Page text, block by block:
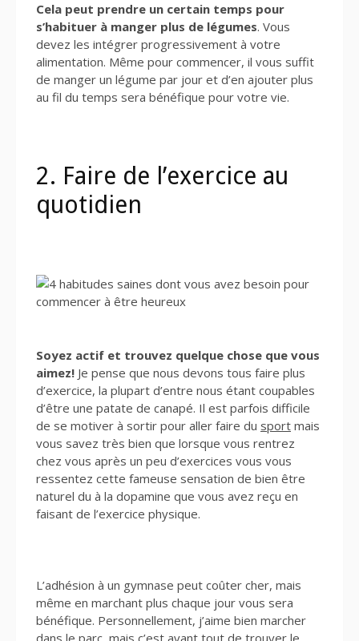
Cela peut prendre un certain temps pour
s’habituer à manger plus de légumes. Vous
devez les intégrer progressivement à votre
alimentation. Même pour commencer, il vous suffit
de manger un légume par jour et d’en ajouter plus
au fil du temps sera bénéfique pour votre vie.
2. Faire de l’exercice au
quotidien
Soyez actif et trouvez quelque chose que vous
aimez! Je pense que nous devons tous faire plus
d’exercice, la plupart d’entre nous étant coupables
d’être une patate de canapé. Il est parfois difficile
de se motiver à sortir pour aller faire du sport mais
vous savez très bien que lorsque vous rentrez
chez vous après un peu d’exercices vous vous
ressentez cette fameuse sensation de bien être
naturel du à la dopamine que vous avez reçu en
faisant de l’exercice physique.
L’adhésion à un gymnase peut coûter cher, mais
même en marchant plus chaque jour vous sera
bénéfique. Personnellement, j’aime bien marcher
dans le parc, mais c’est avant tout de trouver le